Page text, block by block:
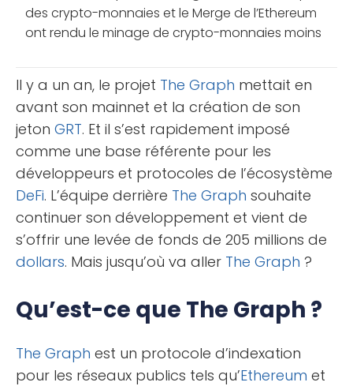
des crypto-monnaies et le Merge de l’Ethereum
ont rendu le minage de crypto-monnaies moins
Il y a un an, le projet The Graph mettait en
avant son mainnet et la création de son
jeton GRT. Et il s’est rapidement imposé
comme une base référente pour les
développeurs et protocoles de l’écosystème
DeFi. L’équipe derrière The Graph souhaite
continuer son développement et vient de
s’offrir une levée de fonds de 205 millions de
dollars. Mais jusqu’où va aller The Graph ?
Qu’est-ce que The Graph ?
The Graph est un protocole d’indexation
pour les réseaux publics tels qu’Ethereum et